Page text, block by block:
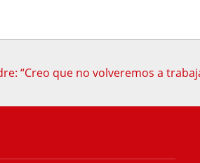
“Creo que no volveremos a